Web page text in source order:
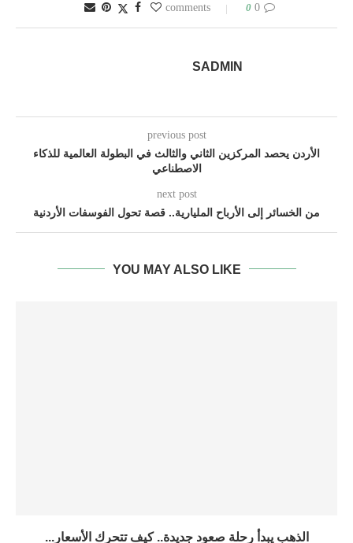
0 comments
0
SADMIN
previous post
الأردن يحصد المركزين الثاني والثالث في البطولة العالمية للذكاء
الاصطناعي
next post
من الخسائر إلى الأرباح المليارية.. قصة تحول الفوسفات الأردنية
YOU MAY ALSO LIKE
الذهب يبدأ رحلة صعود جديدة.. كيف تتحرك الأسعار...